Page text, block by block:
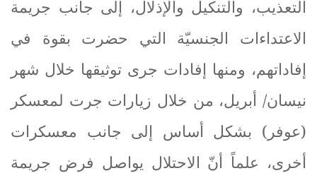
التعذيب، والتنكيل والإذلال، إلى جانب جريمة
الاعتداءات الجنسيّة التي حضرت بقوة في
إفاداتهم، ومنها إفادات جرى توثيقها خلال شهر
نيسان/ أبريل، من خلال زيارات جرت لمعسكر
(عوفر) بشكل أساس إلى جانب معسكرات
أخرى، علماً أنّ الاحتلال يواصل فرض جريمة